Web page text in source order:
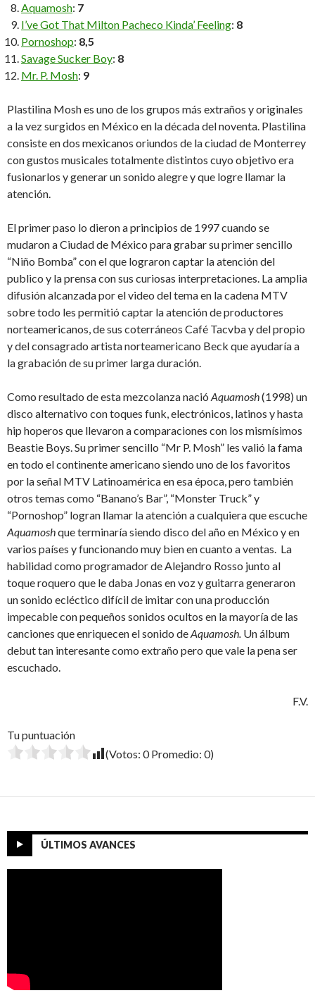
Aquamosh: 7
I’ve Got That Milton Pacheco Kinda’ Feeling: 8
Pornoshop: 8,5
Savage Sucker Boy: 8
Mr. P. Mosh: 9
Plastilina Mosh es uno de los grupos más extraños y originales
a la vez surgidos en México en la década del noventa. Plastilina
consiste en dos mexicanos oriundos de la ciudad de Monterrey
con gustos musicales totalmente distintos cuyo objetivo era
fusionarlos y generar un sonido alegre y que logre llamar la
atención.
El primer paso lo dieron a principios de 1997 cuando se
mudaron a Ciudad de México para grabar su primer sencillo
“Niño Bomba” con el que lograron captar la atención del
publico y la prensa con sus curiosas interpretaciones. La amplia
difusión alcanzada por el video del tema en la cadena MTV
sobre todo les permitió captar la atención de productores
norteamericanos, de sus coterráneos Café Tacvba y del propio
y del consagrado artista norteamericano Beck que ayudaría a
la grabación de su primer larga duración.
Como resultado de esta mezcolanza nació Aquamosh(1998) un
disco alternativo con toques funk, electrónicos, latinos y hasta
hip hoperos que llevaron a comparaciones con los mismísimos
Beastie Boys. Su primer sencillo “Mr P. Mosh” les valió la fama
en todo el continente americano siendo uno de los favoritos
por la señal MTV Latinoamérica en esa época, pero también
otros temas como “Banano’s Bar”, “Monster Truck” y
“Pornoshop” logran llamar la atención a cualquiera que escuche
Aquamoshque terminaría siendo disco del año en México y en
varios países y funcionando muy bien en cuanto a ventas. La
habilidad como programador de Alejandro Rosso junto al
toque roquero que le daba Jonas en voz y guitarra generaron
un sonido ecléctico difícil de imitar con una producción
impecable con pequeños sonidos ocultos en la mayoría de las
canciones que enriquecen el sonido deAquamosh. Un álbum
debut tan interesante como extraño pero que vale la pena ser
escuchado.
F.V.
Tu puntuación
(Votos: 0Promedio: 0)
ÚLTIMOS AVANCES